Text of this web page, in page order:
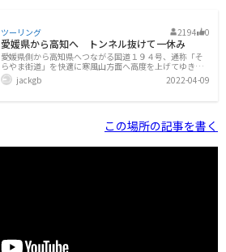
ツーリング 2194 0
愛媛県から高知へ トンネル抜けて一休み
愛媛県側から高知県へつながる国道１９４号、通称「そ
らやま街道」を快適に寒風山方面へ高度を上げてゆきま
す。すると全長５ｋｍ超の寒風山トンネルが出現。これ
を抜けると、高知県です。（実際はトンネルの途中から
と、道の駅 木の香 があります。川沿いの道の駅で、
います。駐車場はいくつかに分かれてあります。ここの特
徴はやはり、温泉と川遊びかな。旅の案内所や物産売り
jackgb 2022-04-09
この場所の記事を書く